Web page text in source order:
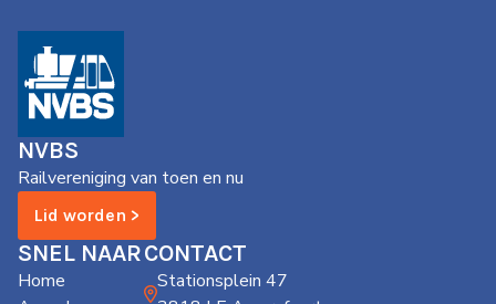
NVBS
Railvereniging van toen en nu
Lid worden >
SNEL NAAR
Home
CONTACT
Stationsplein 47